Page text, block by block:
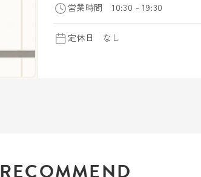
営業時間 10:30 - 19:30
定休日 なし
RECOMMEND